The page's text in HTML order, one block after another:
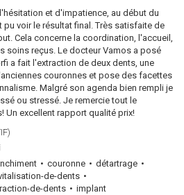
et d'impatience, au début du
voir le résultat final. Très satisfaite de
Cela concerne la coordination, l'accueil,
soins reçus. Le docteur Vamos a posé
a fait l'extraction de deux dents, une
couronnes et pose des facettes
Malgré son agenda bien rempli je
ou stressé. Je remercie tout le
Un excellent rapport qualité prix!
couronne
détartrage
de-dents
de-dents
implant